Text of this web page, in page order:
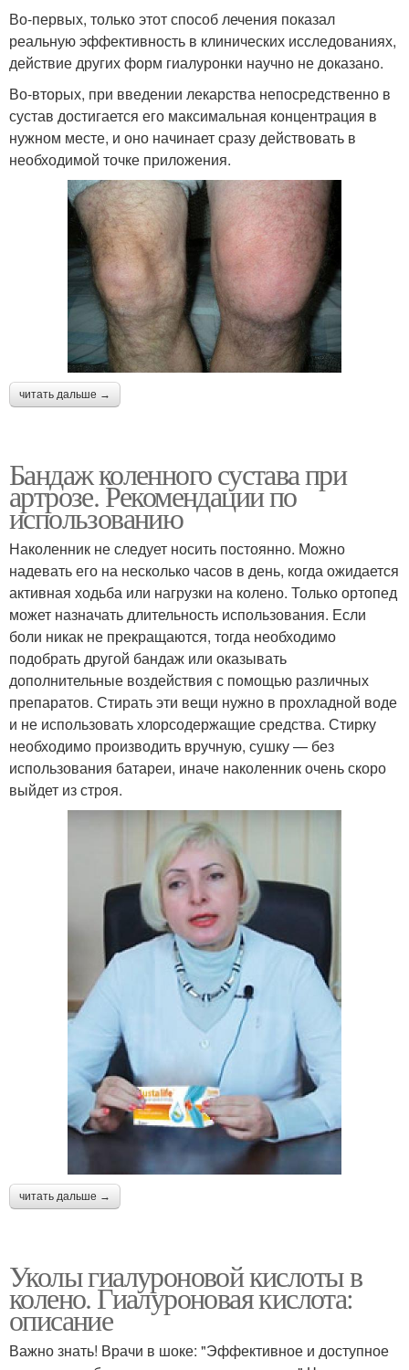
Во-первых, только этот способ лечения показал
реальную эффективность в клинических исследованиях,
действие других форм гиалуронки научно не доказано.
Во-вторых, при введении лекарства непосредственно в
сустав достигается его максимальная концентрация в
нужном месте, и оно начинает сразу действовать в
необходимой точке приложения.
читать дальше →
Бандаж коленного сустава при
артрозе. Рекомендации по
использованию
Наколенник не следует носить постоянно. Можно
надевать его на несколько часов в день, когда ожидается
активная ходьба или нагрузки на колено. Только ортопед
может назначать длительность использования. Если
боли никак не прекращаются, тогда необходимо
подобрать другой бандаж или оказывать
дополнительные воздействия с помощью различных
препаратов. Стирать эти вещи нужно в прохладной воде
и не использовать хлорсодержащие средства. Стирку
необходимо производить вручную, сушку — без
использования батареи, иначе наколенник очень скоро
выйдет из строя.
читать дальше →
Уколы гиалуроновой кислоты в
колено. Гиалуроновая кислота:
описание
Важно знать! Врачи в шоке: "Эффективное и доступное